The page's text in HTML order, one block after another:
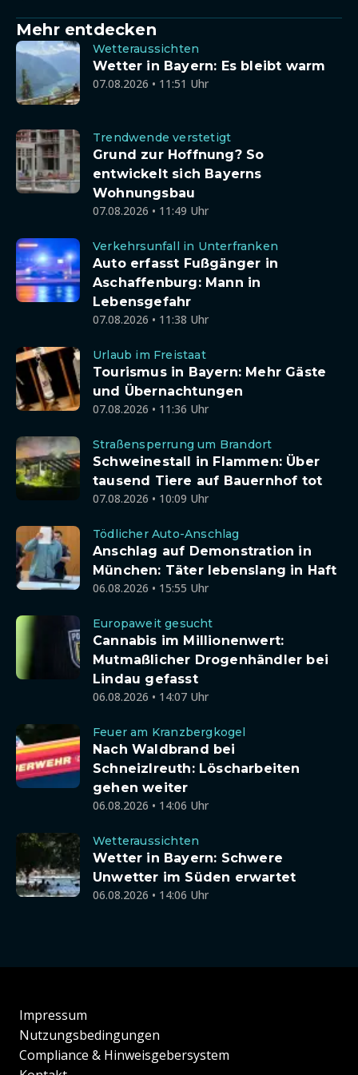
Mehr entdecken
Wetteraussichten
Wetter in Bayern: Es bleibt warm
07.08.2026 • 11:51 Uhr
Trendwende verstetigt
Grund zur Hoffnung? So
entwickelt sich Bayerns
Wohnungsbau
07.08.2026 • 11:49 Uhr
Verkehrsunfall in Unterfranken
Auto erfasst Fußgänger in
Aschaffenburg: Mann in
Lebensgefahr
07.08.2026 • 11:38 Uhr
Urlaub im Freistaat
Tourismus in Bayern: Mehr Gäste
und Übernachtungen
07.08.2026 • 11:36 Uhr
Straßensperrung um Brandort
Schweinestall in Flammen: Über
tausend Tiere auf Bauernhof tot
07.08.2026 • 10:09 Uhr
Tödlicher Auto-Anschlag
Anschlag auf Demonstration in
München: Täter lebenslang in Haft
06.08.2026 • 15:55 Uhr
Europaweit gesucht
Cannabis im Millionenwert:
Mutmaßlicher Drogenhändler bei
Lindau gefasst
06.08.2026 • 14:07 Uhr
Feuer am Kranzbergkogel
Nach Waldbrand bei
Schneizlreuth: Löscharbeiten
gehen weiter
06.08.2026 • 14:06 Uhr
Wetteraussichten
Wetter in Bayern: Schwere
Unwetter im Süden erwartet
06.08.2026 • 14:06 Uhr
Impressum
Nutzungsbedingungen
Compliance & Hinweisgebersystem